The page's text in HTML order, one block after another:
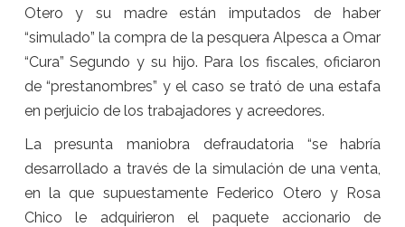
Otero y su madre están imputados de haber
“simulado” la compra de la pesquera Alpesca a Omar
“Cura” Segundo y su hijo. Para los fiscales, oficiaron
de “prestanombres” y el caso se trató de una estafa
en perjuicio de los trabajadores y acreedores.
La presunta maniobra defraudatoria “se habría
desarrollado a través de la simulación de una venta,
en la que supuestamente Federico Otero y Rosa
Chico le adquirieron el paquete accionario de